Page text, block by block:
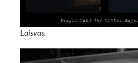
Laisvas.